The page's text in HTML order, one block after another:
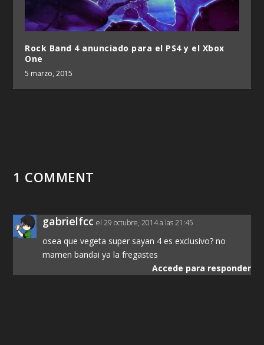
Rock Band 4 anunciado para el PS4 y el Xbox
One
5 marzo, 2015
1 COMMENT
gabrielfcc el 29 octubre, 2014 a las 21:45
osea que vegeta super sayan 4 es exclusivo? no
mamen bandai ya la fregastes
Accede para responder